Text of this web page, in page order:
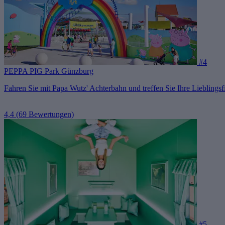
#4
PEPPA PIG Park Günzburg
Fahren Sie mit Papa Wutz' Achterbahn und treffen Sie Ihre
4,4 (69 Bewertungen)